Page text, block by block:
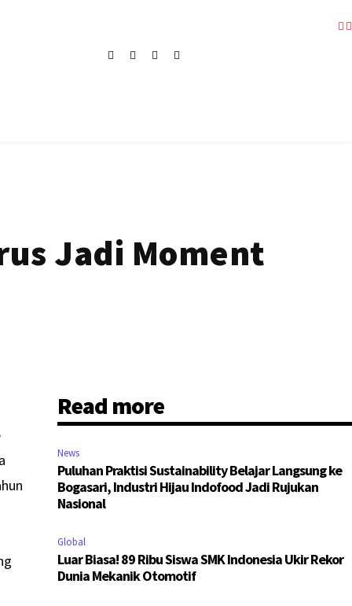
Jadi Moment
Read more
News
Puluhan Praktisi Sustainability Belajar Langsung ke
Bogasari, Industri Hijau Indofood Jadi Rujukan
Nasional
Global
Luar Biasa! 89 Ribu Siswa SMK Indonesia Ukir Rekor
Dunia Mekanik Otomotif